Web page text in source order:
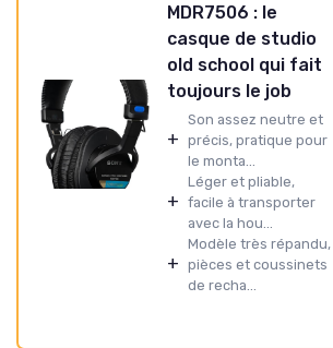
MDR7506 : le
casque de studio
old school qui fait
toujours le job
+
Son assez neutre et
précis, pratique pour
le monta...
+
Léger et pliable,
facile à transporter
avec la hou...
+
Modèle très répandu,
pièces et coussinets
de recha...